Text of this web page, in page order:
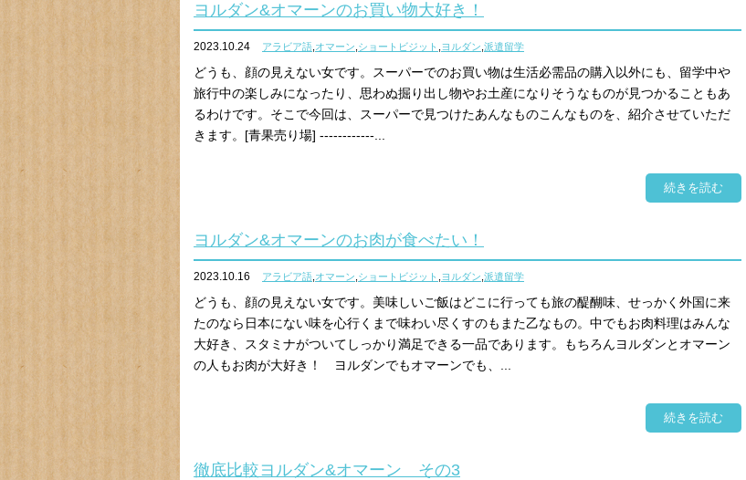
ヨルダン&オマーンのお買い物大好き！
2023.10.24 アラビア語 オマーン ショートビジット ヨルダン 派遣留学
どうも、顔の見えない女です。スーパーでのお買い物は生活必需品の購入以外にも、留学中や
旅行中の楽しみになったり、思わぬ掘り出し物やお土産になりそうなものが見つかることもあ
るわけです。そこで今回は、スーパーで見つけたあんなものこんなものを、紹介させていただ
きます。[青果売り場] ------------...
続きを読む
ヨルダン&オマーンのお肉が食べたい！
2023.10.16 アラビア語 オマーン ショートビジット ヨルダン 派遣留学
どうも、顔の見えない女です。美味しいご飯はどこに行っても旅の醍醐味、せっかく外国に来
たのなら日本にない味を心行くまで味わい尽くすのもまた乙なもの。中でもお肉料理はみんな
大好き、スタミナがついてしっかり満足できる一品であります。もちろんヨルダンとオマーン
の人もお肉が大好き！ ヨルダンでもオマーンでも、...
続きを読む
徹底比較ヨルダン&オマーン その3